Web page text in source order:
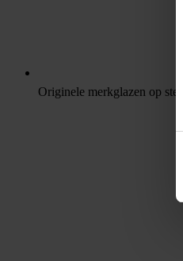
Originele merkglazen op